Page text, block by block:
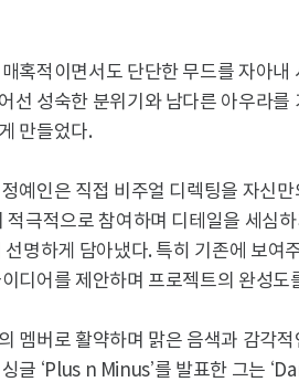
혹적이면서도 단단한 무드를 자아내
선 성숙한 분위기와 남다른 아우라
만들었다.
예인은 직접 비주얼 디렉팅을 자신
극적으로 참여하며 디테일을 세심
명하게 담아냈다. 특히 기존에 보여
디어를 제안하며 프로젝트의 완성도
멤버로 활약하며 맑은 음색과 감각
글 ‘Plus n Minus’를 발표한 그는